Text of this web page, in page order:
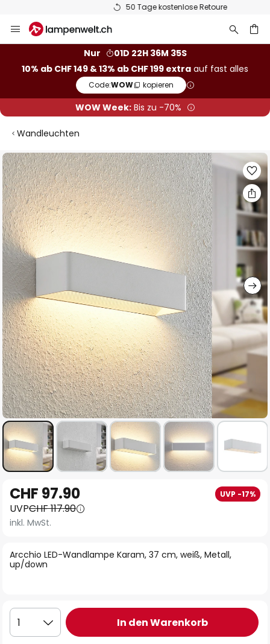
50 Tage kostenlose Retoure
Inhalt
Nur
01D 22H 36M 35S
10% ab CHF 149 & 13% ab CHF 199 extra auf fast alles
Code:WOW kopieren
WOW Week:Bis zu -70%
Wandleuchten
Zum
Ende
der
Bildgalerie
springen
Anfang
der
Bildgalerie
Arcchio LED-Wandlampe Karam, 37 cm, weiß, Metall,
up/down
CHF 97.90 UVP -17%
UVPCHF 117.90
inkl. MwSt.
1 In den Warenkorb